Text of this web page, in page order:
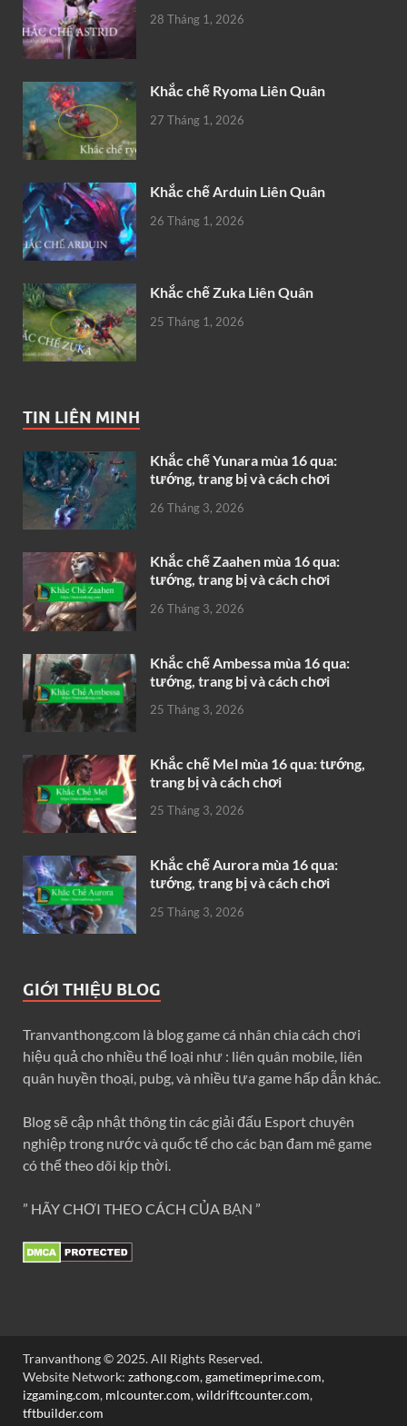
28 Tháng 1, 2026
Khắc chế Ryoma Liên Quân
27 Tháng 1, 2026
Khắc chế Arduin Liên Quân
26 Tháng 1, 2026
Khắc chế Zuka Liên Quân
25 Tháng 1, 2026
TIN LIÊN MINH
Khắc chế Yunara mùa 16 qua:
tướng, trang bị và cách chơi
26 Tháng 3, 2026
Khắc chế Zaahen mùa 16 qua:
tướng, trang bị và cách chơi
26 Tháng 3, 2026
Khắc chế Ambessa mùa 16 qua:
tướng, trang bị và cách chơi
25 Tháng 3, 2026
Khắc chế Mel mùa 16 qua: tướng,
trang bị và cách chơi
25 Tháng 3, 2026
Khắc chế Aurora mùa 16 qua:
tướng, trang bị và cách chơi
25 Tháng 3, 2026
GIỚI THIỆU BLOG
Tranvanthong.com là blog game cá nhân chia cách chơi
hiệu quả cho nhiều thể loại như : liên quân mobile, liên
quân huyền thoại, pubg, và nhiều tựa game hấp dẫn khác.
Blog sẽ cập nhật thông tin các giải đấu Esport chuyên
nghiệp trong nước và quốc tế cho các bạn đam mê game
có thể theo dõi kịp thời.
” HÃY CHƠI THEO CÁCH CỦA BẠN ”
Tranvanthong © 2025. All Rights Reserved.
Website Network: zathong.com,gametimeprime.com,
izgaming.com, mlcounter.com,wildriftcounter.com,
tftbuilder.com